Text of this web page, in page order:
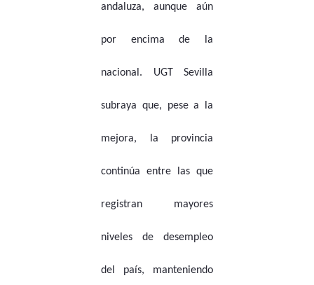
andaluza, aunque aún
por encima de la
nacional. UGT Sevilla
subraya que, pese a la
mejora, la provincia
continúa entre las que
registran mayores
niveles de desempleo
del país, manteniendo